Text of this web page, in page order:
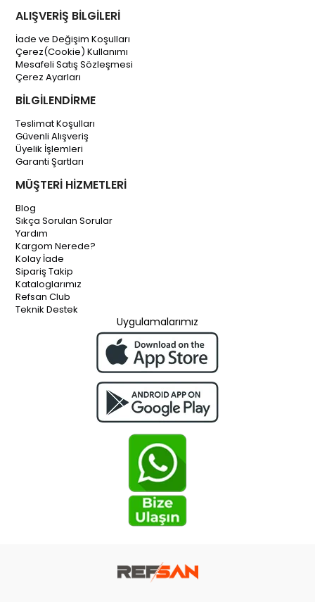
ALIŞVERİŞ BİLGİLERİ
İade ve Değişim Koşulları
Çerez(Cookie) Kullanımı
Mesafeli Satış Sözleşmesi
Çerez Ayarları
BİLGİLENDİRME
Teslimat Koşulları
Güvenli Alışveriş
Üyelik İşlemleri
Garanti Şartları
MÜŞTERİ HİZMETLERİ
Blog
Sıkça Sorulan Sorular
Yardım
Kargom Nerede?
Kolay İade
Sipariş Takip
Kataloglarımız
Refsan Club
Teknik Destek
Uygulamalarımız